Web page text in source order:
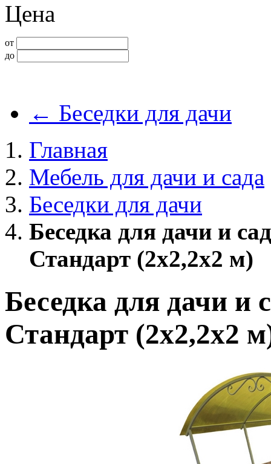
Цена
от
до
← Беседки для дачи
Главная
Мебель для дачи и сада
Беседки для дачи
Беседка для дачи и
Стандарт (2х2,2х2 м)
Беседка для дачи и
Стандарт (2х2,2х2